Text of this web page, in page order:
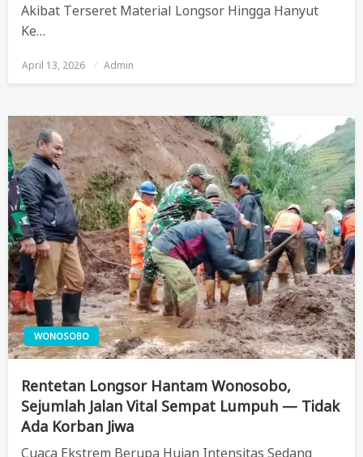
Akibat Terseret Material Longsor Hingga Hanyut
Ke…
Posted
On
April 13, 2026 Admin
WONOSOBO
Rentetan Longsor Hantam Wonosobo,
Sejumlah Jalan Vital Sempat Lumpuh — Tidak
Ada Korban Jiwa
Cuaca Ekstrem Berupa Hujan Intensitas Sedang